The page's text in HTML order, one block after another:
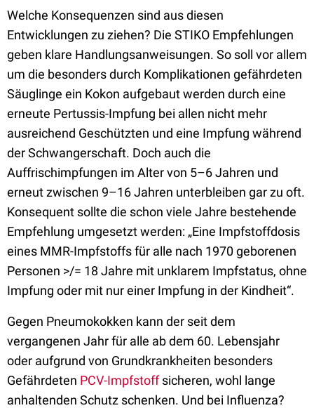
Welche Konsequenzen sind aus diesen
Entwicklungen zu ziehen? Die STIKO Empfehlungen
geben klare Handlungsanweisungen. So soll vor allem
um die besonders durch Komplikationen gefährdeten
Säuglinge ein Kokon aufgebaut werden durch eine
erneute Pertussis-Impfung bei allen nicht mehr
ausreichend Geschützten und eine Impfung während
der Schwangerschaft. Doch auch die
Auffrischimpfungen im Alter von 5–6 Jahren und
erneut zwischen 9–16 Jahren unterbleiben gar zu oft.
Konsequent sollte die schon viele Jahre bestehende
Empfehlung umgesetzt werden: „Eine Impfstoffdosis
eines MMR-Impfstoffs für alle nach 1970 geborenen
Personen >/= 18 Jahre mit unklarem Impfstatus, ohne
Impfung oder mit nur einer Impfung in der Kindheit“.
Gegen Pneumokokken kann der seit dem
vergangenen Jahr für alle ab dem 60. Lebensjahr
oder aufgrund von Grundkrankheiten besonders
Gefährdeten PCV-Impfstoffsicheren, wohl lange
anhaltenden Schutz schenken. Und bei Influenza?